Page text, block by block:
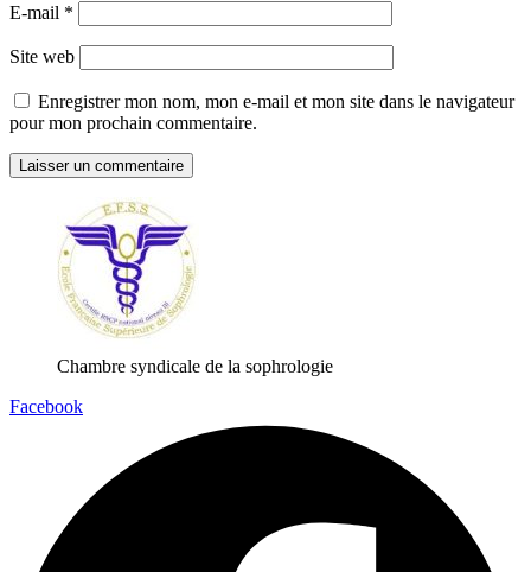
E-mail *
Site web
Enregistrer mon nom, mon e-mail et mon site dans le navigateur
pour mon prochain commentaire.
Chambre syndicale de la sophrologie
Facebook